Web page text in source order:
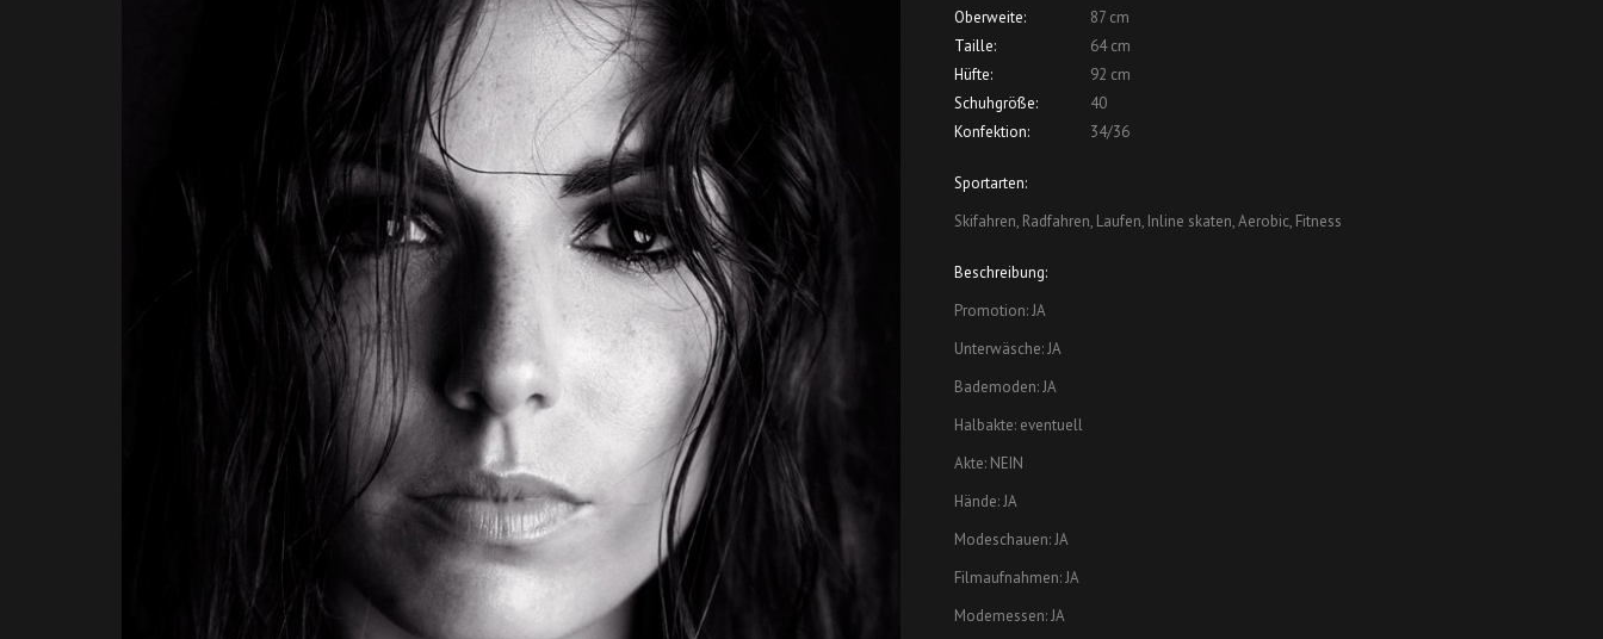
Oberweite:
87 cm
Taille:
64 cm
Hüfte:
92 cm
Schuhgröße:
40
Konfektion:
34/36
Sportarten:
Skifahren, Radfahren, Laufen, Inline skaten, Aerobic, Fitness
Beschreibung:
Promotion: JA
Unterwäsche: JA
Bademoden: JA
Halbakte: eventuell
Akte: NEIN
Hände: JA
Modeschauen: JA
Filmaufnahmen: JA
Modemessen: JA